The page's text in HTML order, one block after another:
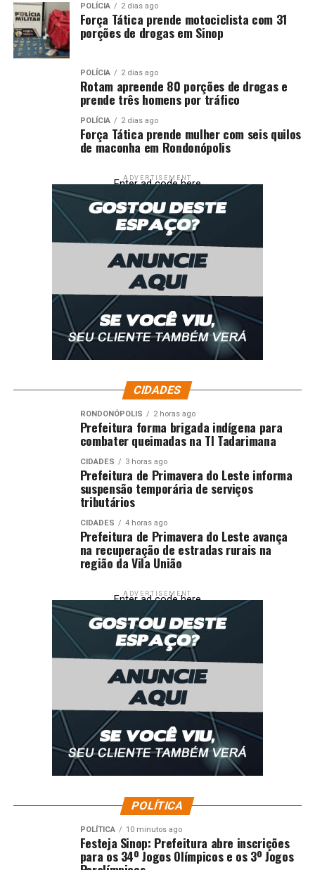
POLÍCIA 2 dias ago
Força Tática prende motociclista com 31
porções de drogas em Sinop
POLÍCIA 2 dias ago
Rotam apreende 80 porções de drogas e
prende três homens por tráfico
POLÍCIA 2 dias ago
Força Tática prende mulher com seis quilos
de maconha em Rondonópolis
ADVERTISEMENT
Enter ad code here
CIDADES
RONDONÓPOLIS 2 horas ago
Prefeitura forma brigada indígena para
combater queimadas na TI Tadarimana
CIDADES 3 horas ago
Prefeitura de Primavera do Leste informa
suspensão temporária de serviços
tributários
CIDADES 4 horas ago
Prefeitura de Primavera do Leste avança
na recuperação de estradas rurais na
região da Vila União
ADVERTISEMENT
Enter ad code here
POLÍTICA
POLÍTICA 10 minutos ago
Festeja Sinop: Prefeitura abre inscrições
para os 34º Jogos Olímpicos e os 3º Jogos